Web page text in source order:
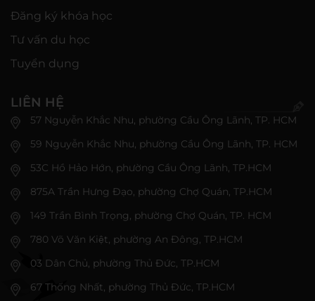
Đăng ký khóa học
Tư vấn du học
Tuyển dụng
LIÊN HỆ
57 Nguyễn Khắc Nhu, phường Cầu Ông Lãnh, TP. HCM
59 Nguyễn Khắc Nhu, phường Cầu Ông Lãnh, TP. HCM
53C Hồ Hảo Hớn, phường Cầu Ông Lãnh, TP.HCM
875A Trần Hưng Đạo, phường Chợ Quán, TP.HCM
149 Trần Bình Trọng, phường Chợ Quán, TP. HCM
780 Võ Văn Kiệt, phường An Đông, TP.HCM
03 Dân Chủ, phường Thủ Đức, TP.HCM
67 Thống Nhất, phường Thủ Đức, TP.HCM